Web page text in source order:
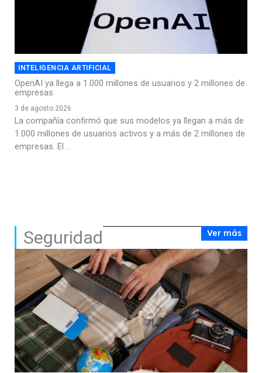
INTELIGENCIA ARTIFICIAL
OpenAI ya llega a 1.000 millones de usuarios y 2 millones de
empresas
3 de agosto 2026
La compañía confirmó que sus modelos ya llegan a más de
1.000 millones de usuarios activos y a más de 2 millones de
empresas. El ...
Seguridad Ver más